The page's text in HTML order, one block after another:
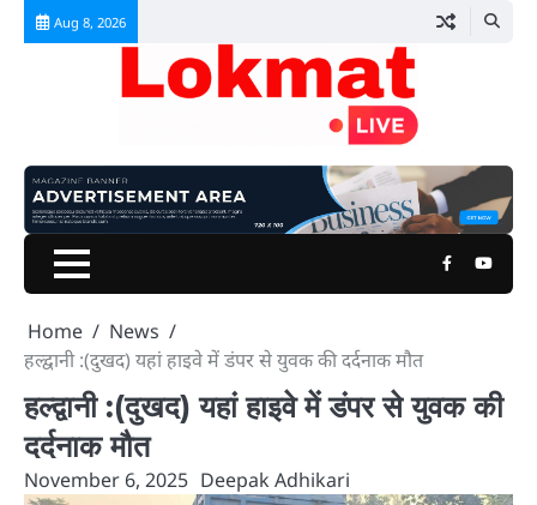
Skip
Aug 8, 2026
Facebook
Home
News
हल्द्वानी :(दुखद) यहां हाइवे में डंपर से युवक की दर्दनाक मौत
हल्द्वानी :(दुखद) यहां हाइवे में डंपर से युवक की
दर्दनाक मौत
November 6, 2025 Deepak Adhikari